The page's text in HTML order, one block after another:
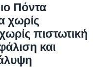
Πόντα
χωρίς
πιστωτική
και